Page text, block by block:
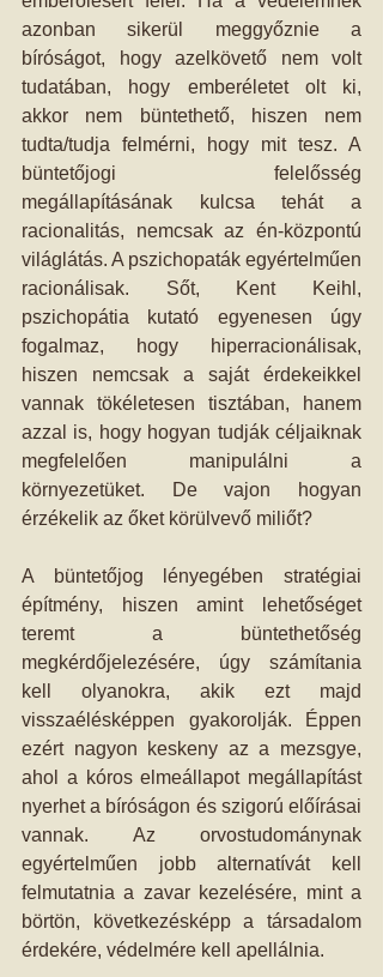
azonban sikerül meggyőznie a
bíróságot, hogy azelkövető nem volt
tudatában, hogy emberéletet olt ki,
akkor nem büntethető, hiszen nem
tudta/tudja felmérni, hogy mit tesz. A
büntetőjogi felelősség
megállapításának kulcsa tehát a
racionalitás, nemcsak az én-központú
világlátás. A pszichopaták egyértelműen
racionálisak. Sőt, Kent Keihl,
pszichopátia kutató egyenesen úgy
fogalmaz, hogy hiperracionálisak,
hiszen nemcsak a saját érdekeikkel
vannak tökéletesen tisztában, hanem
azzal is, hogy hogyan tudják céljaiknak
megfelelően manipulálni a
környezetüket. De vajon hogyan
érzékelik az őket körülvevő miliőt?
A büntetőjog lényegében stratégiai
építmény, hiszen amint lehetőséget
teremt a büntethetőség
megkérdőjelezésére, úgy számítania
kell olyanokra, akik ezt majd
visszaélésképpen gyakorolják. Éppen
ezért nagyon keskeny az a mezsgye,
ahol a kóros elmeállapot megállapítást
nyerhet a bíróságon és szigorú előírásai
vannak. Az orvostudománynak
egyértelműen jobb alternatívát kell
felmutatnia a zavar kezelésére, mint a
börtön, következésképp a társadalom
érdekére, védelmére kell apellálnia.